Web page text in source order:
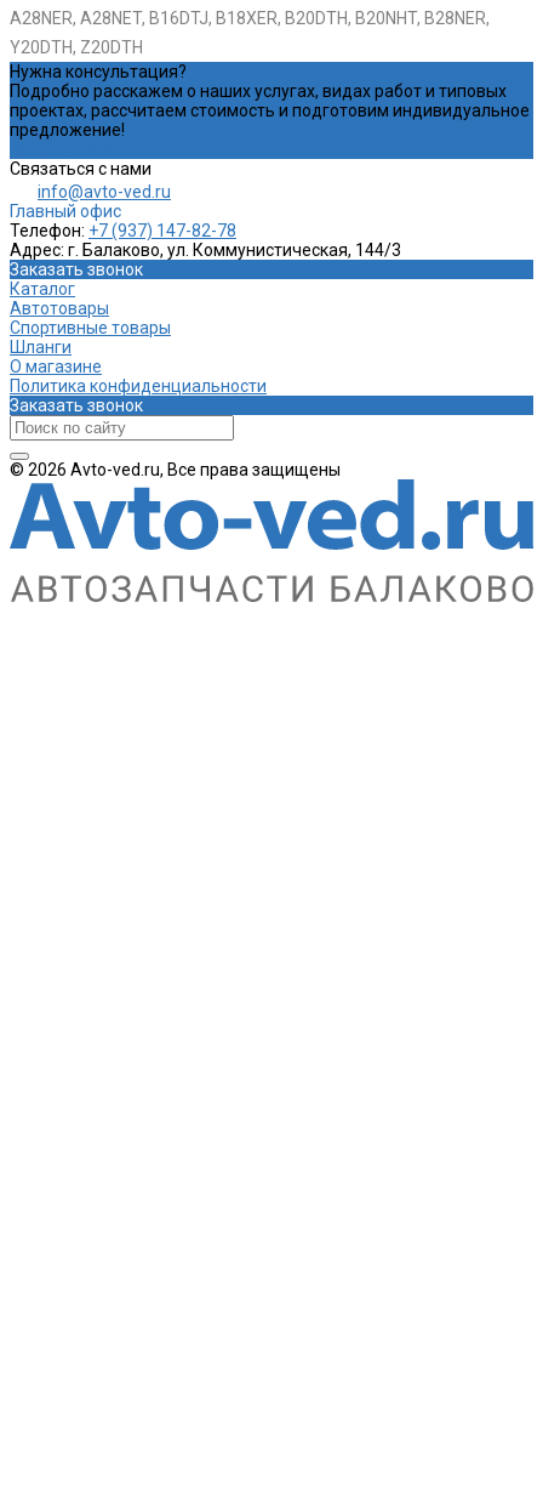
A28NER, A28NET, B16DTJ, B18XER, B20DTH, B20NHT, B28NER,
Y20DTH, Z20DTH
Нужна консультация?
Подробно расскажем о наших услугах, видах работ и типовых
проектах, рассчитаем стоимость и подготовим индивидуальное
предложение!
Связаться с нами
info@avto-ved.ru
Главный офис
Телефон: +7 (937) 147-82-78
Адрес: г. Балаково, ул. Коммунистическая, 144/3
Заказать звонок
Каталог
Автотовары
Спортивные товары
Шланги
О магазине
Политика конфиденциальности
Заказать звонок
© 2026 Avto-ved.ru, Все права защищены